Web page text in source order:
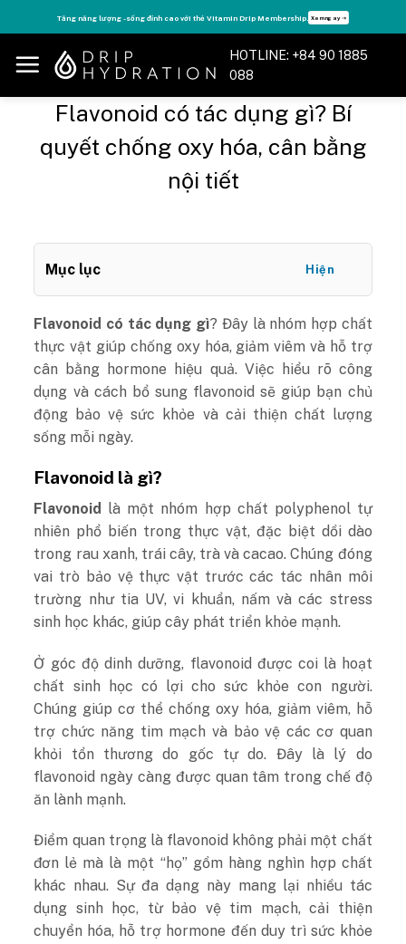
to
content
Tăng năng lượng - sống đỉnh cao với thẻ Vitamin Drip Membership. Xem ngay ➝
HOTLINE: +84 90 1885
088
Flavonoid có tác dụng gì? Bí
quyết chống oxy hóa, cân bằng
nội tiết
Mục lục Hiện
Flavonoid có tác dụng gì? Đây là nhóm hợp chất
thực vật giúp chống oxy hóa, giảm viêm và hỗ trợ
cân bằng hormone hiệu quả. Việc hiểu rõ công
dụng và cách bổ sung flavonoid sẽ giúp bạn chủ
động bảo vệ sức khỏe và cải thiện chất lượng
sống mỗi ngày.
Flavonoid là gì?
Flavonoid là một nhóm hợp chất polyphenol tự
nhiên phổ biến trong thực vật, đặc biệt dồi dào
trong rau xanh, trái cây, trà và cacao. Chúng đóng
vai trò bảo vệ thực vật trước các tác nhân môi
trường như tia UV, vi khuẩn, nấm và các stress
sinh học khác, giúp cây phát triển khỏe mạnh.
Ở góc độ dinh dưỡng, flavonoid được coi là hoạt
chất sinh học có lợi cho sức khỏe con người.
Chúng giúp cơ thể chống oxy hóa, giảm viêm, hỗ
trợ chức năng tim mạch và bảo vệ các cơ quan
khỏi tổn thương do gốc tự do. Đây là lý do
flavonoid ngày càng được quan tâm trong chế độ
ăn lành mạnh.
Điểm quan trọng là flavonoid không phải một chất
đơn lẻ mà là một “họ” gồm hàng nghìn hợp chất
khác nhau. Sự đa dạng này mang lại nhiều tác
dụng sinh học, từ bảo vệ tim mạch, cải thiện
chuyển hóa, hỗ trợ hormone đến duy trì sức khỏe